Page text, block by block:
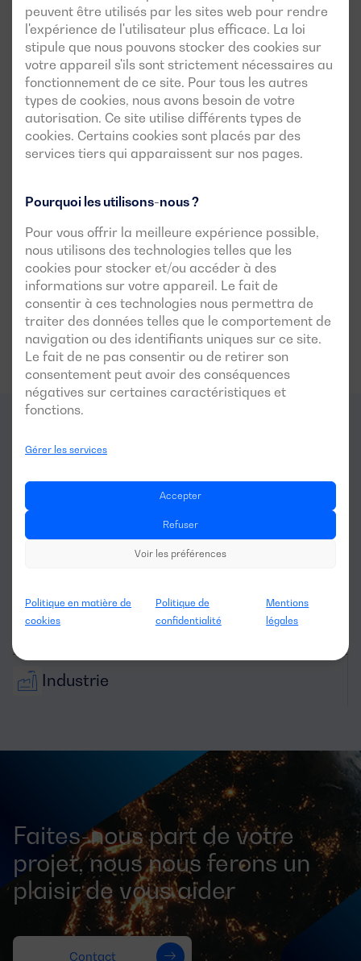
peuvent être utilisés par les sites web pour rendre
l'expérience de l'utilisateur plus efficace. La loi
stipule que nous pouvons stocker des cookies sur
votre appareil s'ils sont strictement nécessaires au
fonctionnement de ce site. Pour tous les autres
types de cookies, nous avons besoin de votre
autorisation. Ce site utilise différents types de
cookies. Certains cookies sont placés par des
services tiers qui apparaissent sur nos pages.
Pourquoi les utilisons-nous ?
Pour vous offrir la meilleure expérience possible,
nous utilisons des technologies telles que les
cookies pour stocker et/ou accéder à des
informations sur votre appareil. Le fait de
consentir à ces technologies nous permettra de
traiter des données telles que le comportement de
navigation ou des identifiants uniques sur ce site.
Le fait de ne pas consentir ou de retirer son
consentement peut avoir des conséquences
négatives sur certaines caractéristiques et
fonctions.
Gérer les services
Accepter
Refuser
Voir les préférences
Politique en matière de
cookies
Politique de
confidentialité
Mentions
légales
Pour quels
générateur est-il optimal?
Résidentiel
Industrie
Faites-nous part de votre
projet, nous nous ferons un
plaisir de vous aider
Contact